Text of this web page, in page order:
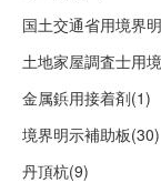
国土交通省用境界
土地家屋調査士用
金属鋲用接着剤(1)
境界明示補助板(30)
丹頂杭(9)